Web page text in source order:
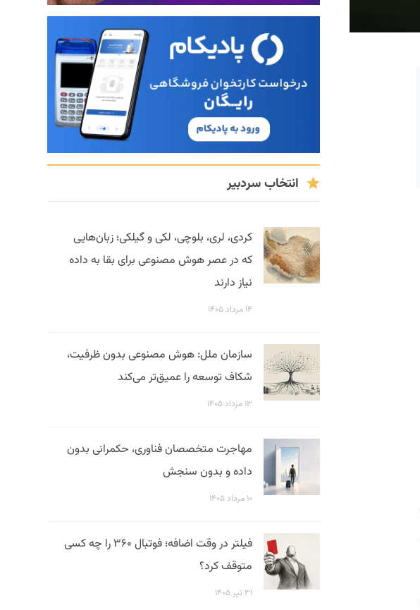
انتخاب سردبیر
کردی، لری، بلوچی، لکی و گیلکی؛ زبان‌هایی
که در عصر هوش مصنوعی برای بقا به داده
نیاز دارند
۱۴ مرداد ۱۴۰۵
سازمان ملل: هوش مصنوعی بدون ظرفیت،
شکاف توسعه را عمیق‌تر می‌کند
۱۳ مرداد ۱۴۰۵
مهاجرت متخصصان فناوری، حکمرانی بدون
داده و بدون سنجش
۱۰ مرداد ۱۴۰۵
فیلتر در وقت اضافه؛ فوتبال ۳۶۰ را چه کسی
متوقف کرد؟
۳۱ تیر ۱۴۰۵